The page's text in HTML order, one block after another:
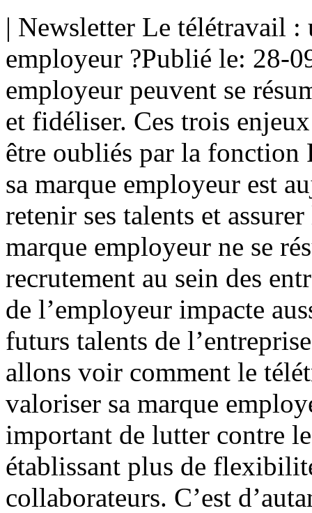
| Newsletter Le télétravail :
employeur ?Publié le: 28-
employeur peuvent se
et fidéliser. Ces trois
être oubliés par la fonction
sa marque employeur est
retenir ses talents et
marque employeur ne se
recrutement au sein des
de l’employeur impacte
futurs talents de
allons voir comment le
valoriser sa marque
important de lutter contre
établissant plus de
collaborateurs. C’est